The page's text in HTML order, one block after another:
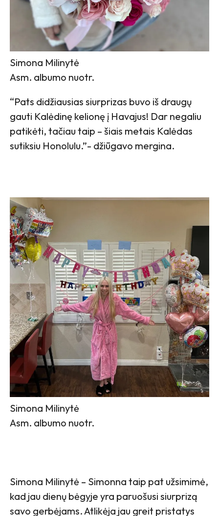
Simona Milinytė
Asm. albumo nuotr.
“Pats didžiausias siurprizas buvo iš draugų
gauti Kalėdinę kelionę į Havajus! Dar negaliu
patikėti, tačiau taip – šiais metais Kalėdas
sutiksiu Honolulu.”- džiūgavo mergina.
Simona Milinytė
Asm. albumo nuotr.
Simona Milinytė – Simonna taip pat užsimimė,
kad jau dienų bėgyje yra paruošusi siurprizą
savo gerbėjams. Atlikėja jau greit pristatys